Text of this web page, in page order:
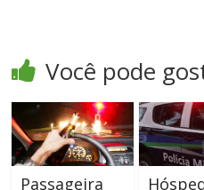
Você pode
Passageira